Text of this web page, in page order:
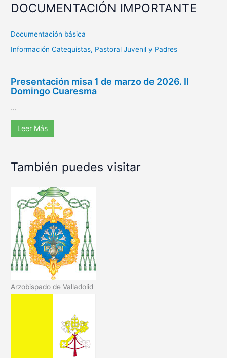
DOCUMENTACIÓN IMPORTANTE
Documentación básica
Información Catequistas, Pastoral Juvenil y Padres
Presentación misa 1 de marzo de 2026. II
Domingo Cuaresma
…
Leer Más
También puedes visitar
Arzobispado de Valladolid